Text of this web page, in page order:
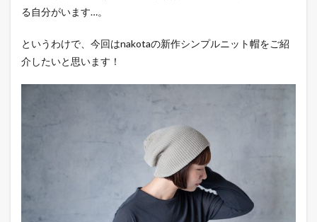
る自分がいます…。
というわけで、今回はnakotaの新作シンプルニット帽をご紹
介したいと思います！